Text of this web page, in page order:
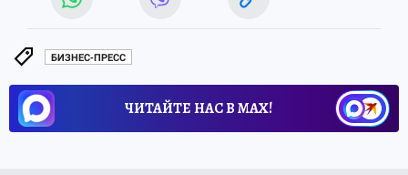
БИЗНЕС-ПРЕСС
ЧИТАЙТЕ НАС В МАХ!